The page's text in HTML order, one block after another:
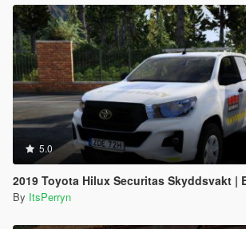
5.0
2019 Toyota Hilux Securitas Skyddsvakt |
By ItsPerryn